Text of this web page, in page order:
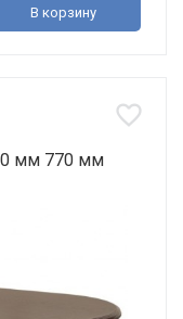
В корзину
мм 770 мм